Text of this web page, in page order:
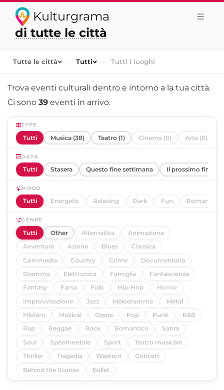
Kulturgrama
di tutte le città
Tutte le città › Tutti › Tutti i luoghi
Trova eventi culturali dentro e intorno a la tua città.
Ci sono 39 eventi in arrivo.
TYPE
Tutti Musica (38) Teatro (1) Cinema (0) Arte (0)
DATA
Tutti Stasera Questo fine settimana Il prossimo fine
MOOD
Tutti Energetic Relaxing Dark Fun Romantic
GENRE
Tutti Other Alternativa
Animazione
Avventura
Azione Blues
Classica
Commedia
Country Crime
Documentario
Dramma
Elettronica Famiglia
Fantascienza
Fantasy
Farsa Folk Hip-Hop
Horror
Improvvisazione
Jazz Melodramma
Metal
Mistero
Musical Opera Pop Punk
R&B
Rap
Reggae Rock Romantico
Satira
Soul
Sperimentale Sport
Teatro musicale
Thriller
Tragedia Western
Concert
Behind the Scenes
Ballet